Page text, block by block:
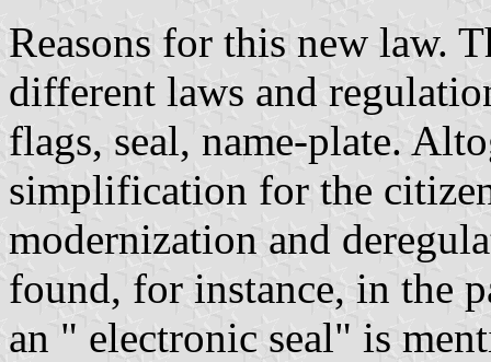
Reasons for this new law.
different laws and
flags, seal, name-plate.
simplification for the
modernization and
found, for instance, in the
an " electronic seal" is